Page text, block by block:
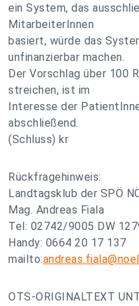
ein System, das
MitarbeiterInnen
basiert, würde das
unfinanzierbar machen.
Der Vorschlag über 100
streichen, ist im
Interesse der
abschließend.
(Schluss) kr
Rückfragehinweis:
Landtagsklub der SPÖ
Mag. Andreas Fiala
Tel: 02742/9005 DW
Handy: 0664 20 17 137
mailto:
OTS-ORIGINALTEXT